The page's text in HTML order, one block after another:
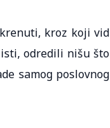
kroz koji vid
odredili nišu što
samog poslovnog